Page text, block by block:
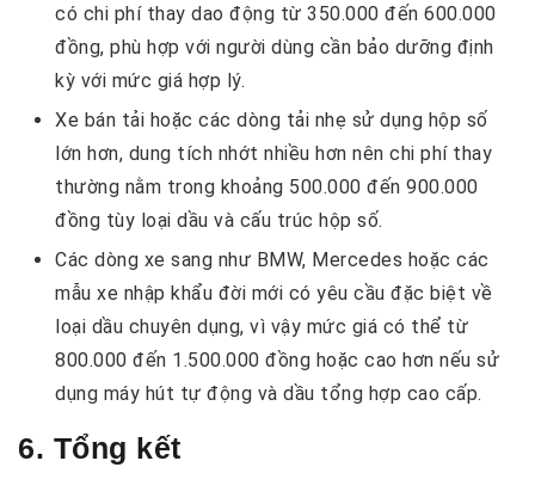
có chi phí thay dao động từ 350.000 đến 600.000
đồng, phù hợp với người dùng cần bảo dưỡng định
kỳ với mức giá hợp lý.
Xe bán tải hoặc các dòng tải nhẹ sử dụng hộp số
lớn hơn, dung tích nhớt nhiều hơn nên chi phí thay
thường nằm trong khoảng 500.000 đến 900.000
đồng tùy loại dầu và cấu trúc hộp số.
Các dòng xe sang như BMW, Mercedes hoặc các
mẫu xe nhập khẩu đời mới có yêu cầu đặc biệt về
loại dầu chuyên dụng, vì vậy mức giá có thể từ
800.000 đến 1.500.000 đồng hoặc cao hơn nếu sử
dụng máy hút tự động và dầu tổng hợp cao cấp.
6. Tổng kết